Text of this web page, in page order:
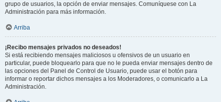
grupo de usuarios, la opción de enviar mensajes. Comuníquese con La
Administración para más información.
Arriba
¡Recibo mensajes privados no deseados!
Si está recibiendo mensajes maliciosos u ofensivos de un usuario en
particular, puede bloquearlo para que no le pueda enviar mensajes dentro de
las opciones del Panel de Control de Usuario, puede usar el botón para
informar o reportar dichos mensajes a los Moderadores, o comunicarlo a La
Administración.